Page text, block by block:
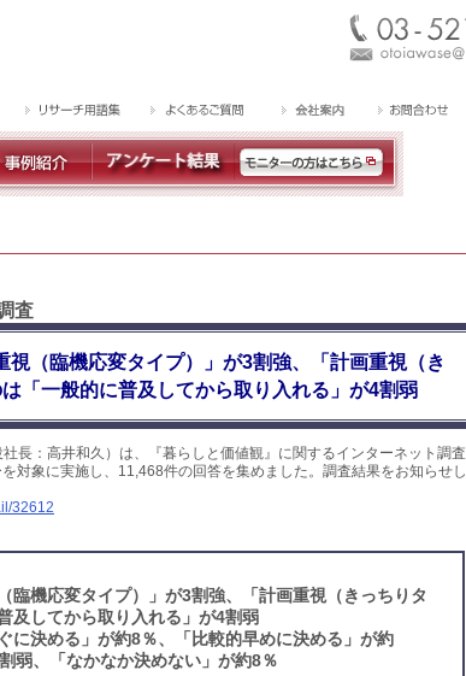
査
（臨機応変タイプ）」が3割強、「計画重視（き
「一般的に普及してから取り入れる」が4割弱
長：高井和久）は、『暮らしと価値観』に関するインターネット調査
対象に実施し、11,468件の回答を集めました。調査結果をお知らせし
32612
臨機応変タイプ）」が3割強、「計画重視（きっちりタ
及してから取り入れる」が4割弱
に決める」が約8％、「比較的早めに決める」が約
弱、「なかなか決めない」が約8％